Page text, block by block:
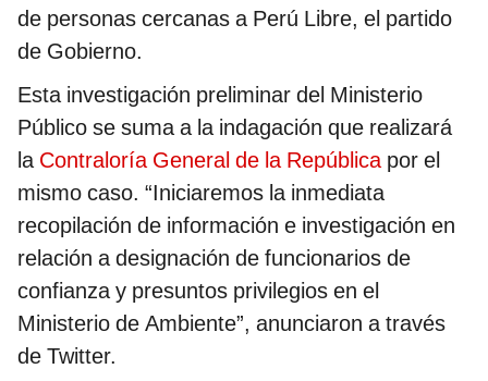
de personas cercanas a Perú Libre, el partido
de Gobierno.
Esta investigación preliminar del Ministerio
Público se suma a la indagación que realizará
la Contraloría General de la Repúblicapor el
mismo caso. “Iniciaremos la inmediata
recopilación de información e investigación en
relación a designación de funcionarios de
confianza y presuntos privilegios en el
Ministerio de Ambiente”, anunciaron a través
de Twitter.